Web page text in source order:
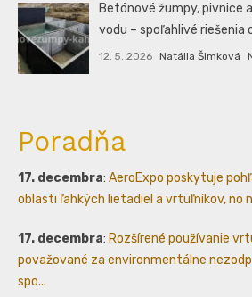
Betónové žumpy, pivnice
vodu – spoľahlivé riešenia
12. 5. 2026 Natália Šimková
Poradňa
17. decembra: AeroExpo poskytuje
oblasti ľahkých lietadiel a vrtuľníkov, no
17. decembra: Rozšírené používanie
považované za environmentálne
spo...